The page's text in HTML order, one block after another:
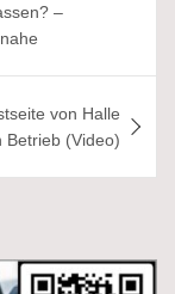
–
von Halle
Betrieb (Video)